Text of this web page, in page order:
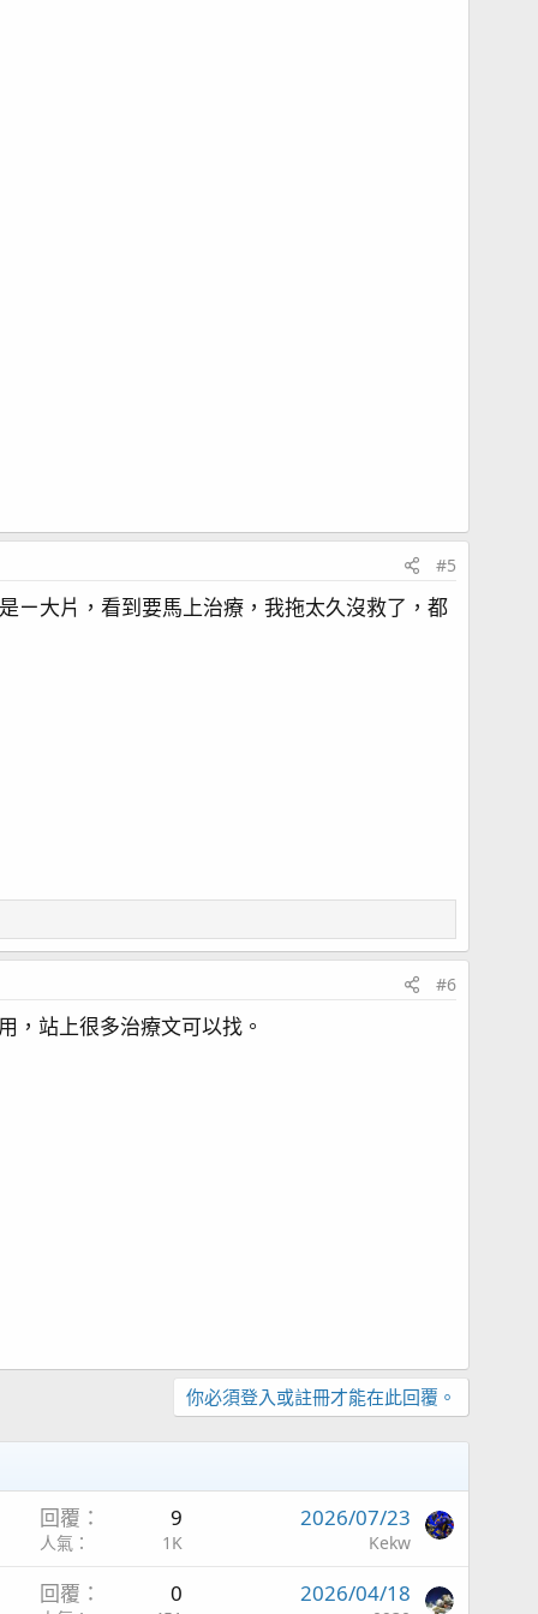
#5
ㄧ大片，看到要馬上治療，我拖太久沒救了，都
#6
，站上很多治療文可以找。
你必須登入或註冊才能在此回覆。
回覆 9
人氣 1K
2026/07/23
Kekw
回覆 0 2026/04/18